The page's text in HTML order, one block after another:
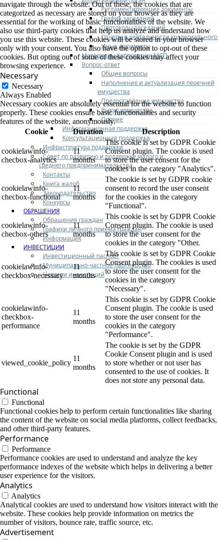
Регламентирующие документы
График заседаний
Протоколы заседаний
Отчеты о деятельности
Иные документы
Материалы Корпорации МСП
Вопрос-ответ
Общие вопросы
Наполнение и актуализация перечней
имущества
Предоставление имущества
Выкуп имущества
Прочие
Информационная поддержка
Консультационная поддержка
Инфраструктура поддержки
Совет по развитию и поддержке малого и
среднего предпринимательства
Контакты
Книга жалоб
Законодательство
Конкурсы
ОБРАЩЕНИЯ
Обращения граждан
Графики личного приема граждан
Информация
ИНВЕСТИЦИИ
Инвестиционный паспорт
Муниципально-частное партнерство
Новости инвестиций
navigate through the website. Out of these, the cookies that are
categorized as necessary are stored on your browser as they are
essential for the working of basic functionalities of the website. We
also use third-party cookies that help us analyze and understand how
you use this website. These cookies will be stored in your browser
only with your consent. You also have the option to opt-out of these
cookies. But opting out of some of these cookies may affect your
browsing experience.
Necessary
Necessary
Always Enabled
Necessary cookies are absolutely essential for the website to function
properly. These cookies ensure basic functionalities and security
features of the website, anonymously.
Cookie
Duration Description
cookielawinfo-
checbox-analytics
11
months
This cookie is set by GDPR Cookie
Consent plugin. The cookie is used
to store the user consent for the
cookies in the category "Analytics".
cookielawinfo-
checbox-functional
11
months
The cookie is set by GDPR cookie
consent to record the user consent
for the cookies in the category
"Functional".
cookielawinfo-
checbox-others
11
months
This cookie is set by GDPR Cookie
Consent plugin. The cookie is used
to store the user consent for the
cookies in the category "Other.
cookielawinfo-
checkbox-necessary
11
months
This cookie is set by GDPR Cookie
Consent plugin. The cookies is used
to store the user consent for the
cookies in the category
"Necessary".
cookielawinfo-
checkbox-
performance
11
months
This cookie is set by GDPR Cookie
Consent plugin. The cookie is used
to store the user consent for the
cookies in the category
"Performance".
viewed_cookie_policy
11
months
The cookie is set by the GDPR
Cookie Consent plugin and is used
to store whether or not user has
consented to the use of cookies. It
does not store any personal data.
Functional
Functional
Functional cookies help to perform certain functionalities like sharing
the content of the website on social media platforms, collect feedbacks,
and other third-party features.
Performance
Performance
Performance cookies are used to understand and analyze the key
performance indexes of the website which helps in delivering a better
user experience for the visitors.
Analytics
Analytics
Analytical cookies are used to understand how visitors interact with the
website. These cookies help provide information on metrics the
number of visitors, bounce rate, traffic source, etc.
Advertisement